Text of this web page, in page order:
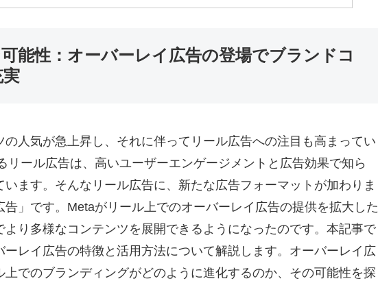
能性：オーバーレイ広告の登場でブランドコ
人気が急上昇し、それに伴ってリール広告への注目も高まってい
リール広告は、高いユーザーエンゲージメントと広告効果で知ら
ます。そんなリール広告に、新たな広告フォーマットが加わりま
告」です。Metaがリール上でのオーバーレイ広告の提供を拡大した
より多様なコンテンツを展開できるようになったのです。本記事で
レイ広告の特徴と活用方法について解説します。オーバーレイ広
でのブランディングがどのように進化するのか、その可能性を探